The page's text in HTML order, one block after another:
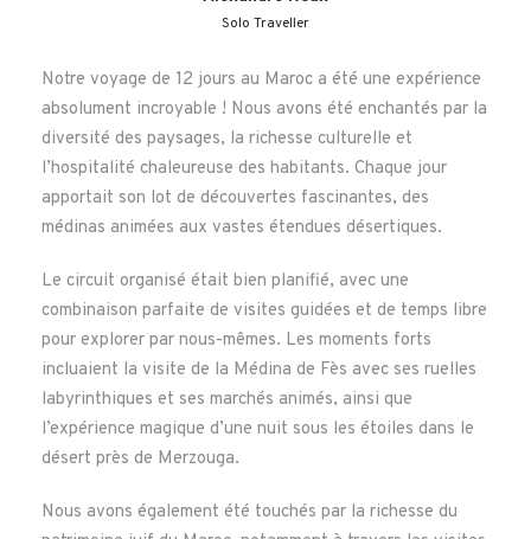
enrichissant son patrimoine diversifié.
fascinant du patrimoine juif du Maroc et de son rôle
central dans la tapisserie complexe de l’histoire et de la
culture du pays. Ces visites offrent également une
occasion unique de célébrer la coexistence harmonieuse
et la diversité religieuse qui ont caractérisé le Maroc
pendant des siècles.
PERSONNALISER VOTRE VOYAGE
Lieu de départ & de retour
Solo Traveller
Notre voyage de 12 jours au Maroc a été une expérience
absolument incroyable ! Nous avons été enchantés par la
diversité des paysages, la richesse culturelle et
l’hospitalité chaleureuse des habitants. Chaque jour
apportait son lot de découvertes fascinantes, des
médinas animées aux vastes étendues désertiques.
Le circuit organisé était bien planifié, avec une
combinaison parfaite de visites guidées et de temps libre
pour explorer par nous-mêmes. Les moments forts
incluaient la visite de la Médina de Fès avec ses ruelles
labyrinthiques et ses marchés animés, ainsi que
l’expérience magique d’une nuit sous les étoiles dans le
désert près de Merzouga.
Nous avons également été touchés par la richesse du